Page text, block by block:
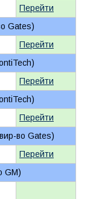
Перейти
Gates)
Перейти
Перейти
Перейти
во Gates)
Перейти
GM)